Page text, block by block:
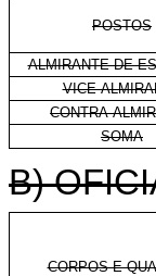
POSTOS
ALMIRANTE DE
VICE-
CONTRA-
SOMA
B)
CORPOS E